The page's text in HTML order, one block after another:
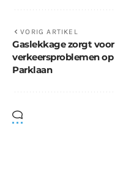
VORIG ARTIKEL
Gaslekkage zorgt voor
verkeersproblemen op
Parklaan